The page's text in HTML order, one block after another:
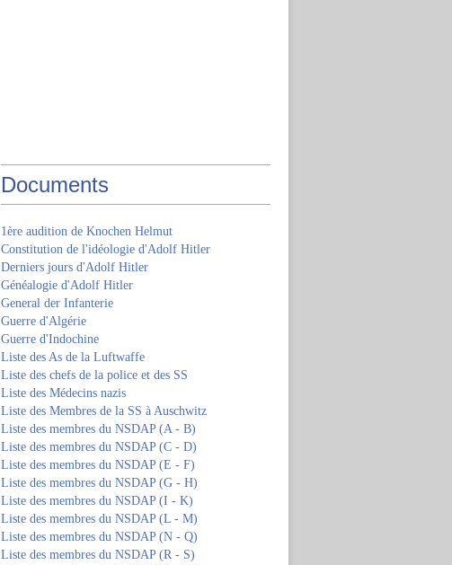
Documents
1ère audition de Knochen Helmut
Constitution de l'idéologie d'Adolf Hitler
Derniers jours d'Adolf Hitler
Généalogie d'Adolf Hitler
General der Infanterie
Guerre d'Algérie
Guerre d'Indochine
Liste des As de la Luftwaffe
Liste des chefs de la police et des SS
Liste des Médecins nazis
Liste des Membres de la SS à Auschwitz
Liste des membres du NSDAP (A - B)
Liste des membres du NSDAP (C - D)
Liste des membres du NSDAP (E - F)
Liste des membres du NSDAP (G - H)
Liste des membres du NSDAP (I - K)
Liste des membres du NSDAP (L - M)
Liste des membres du NSDAP (N - Q)
Liste des membres du NSDAP (R - S)